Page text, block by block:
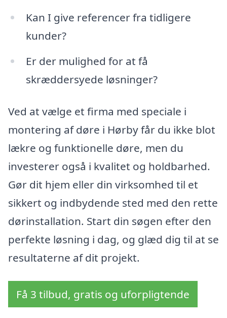
Kan I give referencer fra tidligere
kunder?
Er der mulighed for at få
skræddersyede løsninger?
Ved at vælge et firma med speciale i
montering af døre i Hørby får du ikke blot
lækre og funktionelle døre, men du
investerer også i kvalitet og holdbarhed.
Gør dit hjem eller din virksomhed til et
sikkert og indbydende sted med den rette
dørinstallation. Start din søgen efter den
perfekte løsning i dag, og glæd dig til at se
resultaterne af dit projekt.
Få 3 tilbud, gratis og uforpligtende